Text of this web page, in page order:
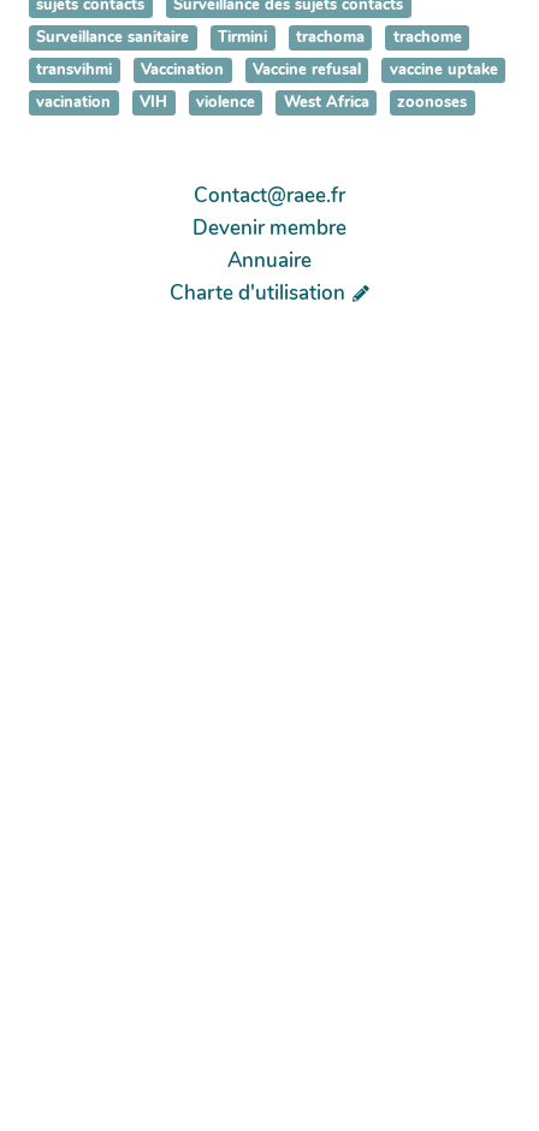
sujets contacts
Surveillance des sujets contacts
Surveillance sanitaire
Tirmini trachoma
trachome
transvihmi
Vaccination Vaccine refusal
vaccine uptake
vacination
VIH violence West Africa zoonoses
Contact@raee.fr
Devenir membre
Annuaire
Charte d'utilisation